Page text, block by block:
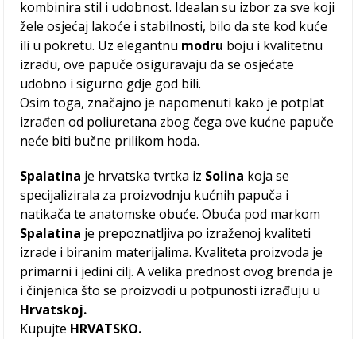
kombinira stil i udobnost. Idealan su izbor za sve koji
žele osjećaj lakoće i stabilnosti, bilo da ste kod kuće
ili u pokretu. Uz elegantnu modru boju i kvalitetnu
izradu, ove papuče osiguravaju da se osjećate
udobno i sigurno gdje god bili.
Osim toga, značajno je napomenuti kako je potplat
izrađen od poliuretana zbog čega ove kućne papuče
neće biti bučne prilikom hoda.
Spalatina je hrvatska tvrtka iz Solina koja se
specijalizirala za proizvodnju kućnih papuča i
natikača te anatomske obuće. Obuća pod markom
Spalatina je prepoznatljiva po izraženoj kvaliteti
izrade i biranim materijalima. Kvaliteta proizvoda je
primarni i jedini cilj. A velika prednost ovog brenda je
i činjenica što se proizvodi u potpunosti izrađuju u
Hrvatskoj.
Kupujte HRVATSKO.